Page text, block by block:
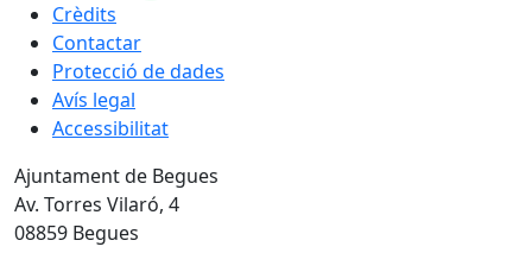
Crèdits
Contactar
Protecció de dades
Avís legal
Accessibilitat
Ajuntament de Begues
Av. Torres Vilaró, 4
08859 Begues